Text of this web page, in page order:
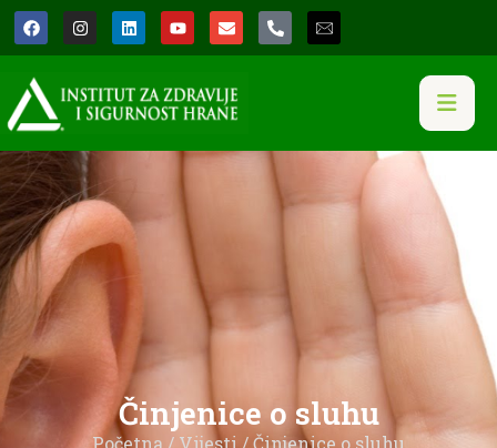
Činjenice o sluhu
Početna / Vijesti / Činjenice o sluhu